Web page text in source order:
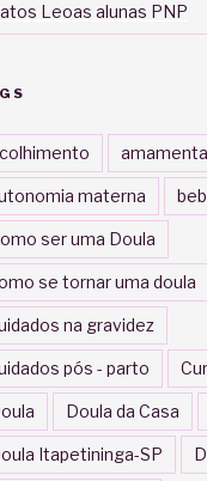
Leoas alunas PNP
materna
ser uma Doula
se tornar uma doula
na gravidez
pós - parto
Doula da Casa
Itapetininga-SP